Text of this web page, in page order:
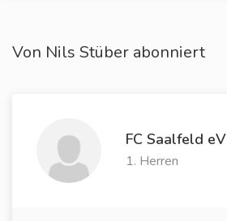
Von Nils Stüber abonniert
FC Saalfeld eV
1. Herren